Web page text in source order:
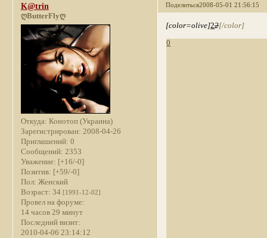
Поделиться2008-05-01 21:56:15
K@trin
ღButterFlyღ
Откуда: Конотоп (Украина)
Зарегистрирован: 2008-04-26
Приглашений: 0
Сообщений: 2353
Уважение: [+16/-0]
Позитив: [+59/-0]
Пол: Женский
Возраст: 34 [1991-12-02]
Провел на форуме:
14 часов 29 минут
Последний визит:
2010-04-06 23:14:12
[color=olive]22[/color]
0